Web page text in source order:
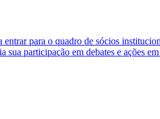
para o quadro de sócios
sua participação em debates e ações